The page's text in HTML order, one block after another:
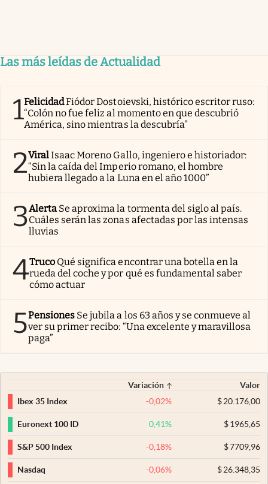
Las más leídas de Actualidad
1FelicidadFiódor Dostoievski, histórico escritor ruso:
“Colón no fue feliz al momento en que descubrió
América, sino mientras la descubría”
2ViralIsaac Moreno Gallo, ingeniero e historiador:
“Sin la caída del Imperio romano, el hombre
hubiera llegado a la Luna en el año 1000”
3Alerta Se aproxima la tormenta del siglo al país.
Cuáles serán las zonas afectadas por las intensas
lluvias
4Truco Qué significa encontrar una botella en la
rueda del coche y por qué es fundamental saber
cómo actuar
5Pensiones Se jubila a los 63 años y se conmueve al
ver su primer recibo: “Una excelente y maravillosa
paga”
Variación
Valor
Ibex 35 Index
-0,02% $20.176,00
Euronext 100 ID 0,41% $1965,65
S&P 500 Index -0,18% $7709,96
Nasdaq -0,06% $26.348,35